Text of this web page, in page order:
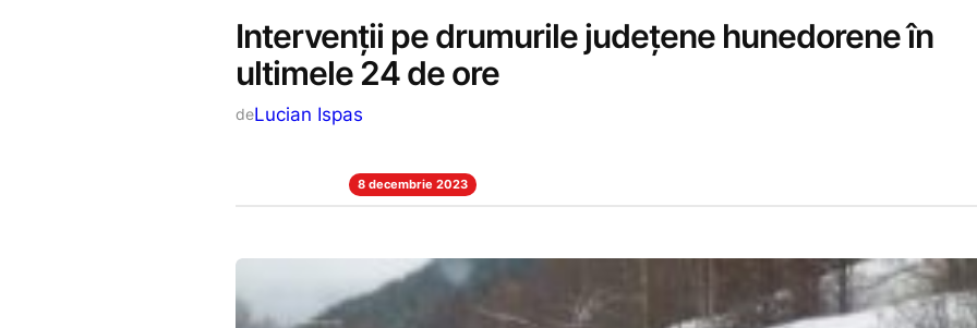
Intervenții pe drumurile județene hunedorene în
ultimele 24 de ore
deLucian Ispas
8 decembrie 2023